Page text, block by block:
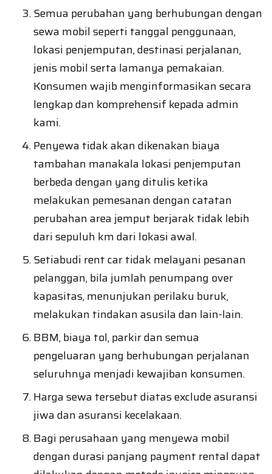
Semua perubahan yang berhubungan dengan
sewa mobil seperti tanggal penggunaan,
lokasi penjemputan, destinasi perjalanan,
jenis mobil serta lamanya pemakaian.
Konsumen wajib menginformasikan secara
lengkap dan komprehensif kepada admin
kami.
Penyewa tidak akan dikenakan biaya
tambahan manakala lokasi penjemputan
berbeda dengan yang ditulis ketika
melakukan pemesanan dengan catatan
perubahan area jemput berjarak tidak lebih
dari sepuluh km dari lokasi awal.
Setiabudi rent car tidak melayani pesanan
pelanggan, bila jumlah penumpang over
kapasitas, menunjukan perilaku buruk,
melakukan tindakan asusila dan lain-lain.
BBM, biaya tol, parkir dan semua
pengeluaran yang berhubungan perjalanan
seluruhnya menjadi kewajiban konsumen.
Harga sewa tersebut diatas exclude asuransi
jiwa dan asuransi kecelakaan.
Bagi perusahaan yang menyewa mobil
dengan durasi panjang payment rental dapat